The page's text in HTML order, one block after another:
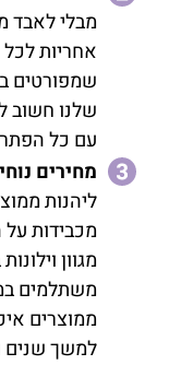
מבלי לאבד
אחריות
שמפורטים
שלנו חשוב
עם כל
מחירים
ליהנות
מגוון
משתלמים
ממוצרים
למשך שנים